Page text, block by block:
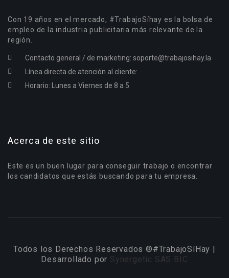
Con 19 años en el mercado, #TrabajoSíhay es la bolsa de
empleo de la industria publicitaria más relevante de la
región.
Contacto general / de marketing: soporte@trabajosihay.la
Línea directa de atención al cliente:
Horario: Lunes a Viernes de 8 a 5
Acerca de este sitio
Este es un buen lugar para conseguir trabajo o encontrar
los candidatos que estás buscando para tu empresa.
Todos los Derechos Reservados ®#TrabajoSíHay |
Desarrollado por Synergetic SAS BIC